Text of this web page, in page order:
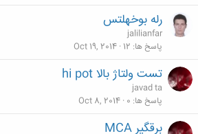
رله بوخهلتس
jalilianfar
پاسخ ها 12
Oct 19, 2014
تست ولتاژ بالا hi pot
javad ta
پاسخ ها 0
Oct 8, 2014
برقگیر MCA